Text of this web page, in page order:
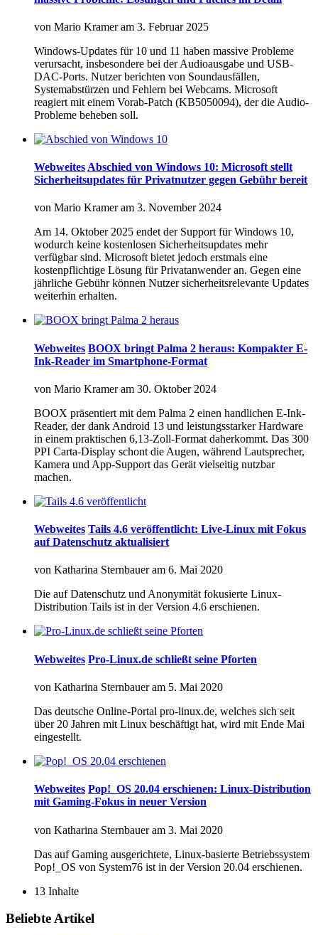
von Mario Krameram 3. Februar 2025
Windows-Updates für 10 und 11 haben massive Probleme
verursacht, insbesondere bei der Audioausgabe und USB-
DAC-Ports. Nutzer berichten von Soundausfällen,
Systemabstürzen und Fehlern bei Webcams. Microsoft
reagiert mit einem Vorab-Patch (KB5050094), der die Audio-
Probleme beheben soll.
Webweites Abschied von Windows 10: Microsoft stellt
Sicherheitsupdates für Privatnutzer gegen Gebühr bereit
von Mario Krameram 3. November 2024
Am 14. Oktober 2025 endet der Support für Windows 10,
wodurch keine kostenlosen Sicherheitsupdates mehr
verfügbar sind. Microsoft bietet jedoch erstmals eine
kostenpflichtige Lösung für Privatanwender an. Gegen eine
jährliche Gebühr können Nutzer sicherheitsrelevante Updates
weiterhin erhalten.
Webweites BOOX bringt Palma 2 heraus: Kompakter E-
Ink-Reader im Smartphone-Format
von Mario Krameram 30. Oktober 2024
BOOX präsentiert mit dem Palma 2 einen handlichen E-Ink-
Reader, der dank Android 13 und leistungsstarker Hardware
in einem praktischen 6,13-Zoll-Format daherkommt. Das 300
PPI Carta-Display schont die Augen, während Lautsprecher,
Kamera und App-Support das Gerät vielseitig nutzbar
machen.
Webweites Tails 4.6 veröffentlicht: Live-Linux mit Fokus
auf Datenschutz aktualisiert
von Katharina Sternbaueram 6. Mai 2020
Die auf Datenschutz und Anonymität fokusierte Linux-
Distribution Tails ist in der Version 4.6 erschienen.
Webweites Pro-Linux.de schließt seine Pforten
von Katharina Sternbaueram 5. Mai 2020
Das deutsche Online-Portal pro-linux.de, welches sich seit
über 20 Jahren mit Linux beschäftigt hat, wird mit Ende Mai
eingestellt.
Webweites Pop!_OS 20.04 erschienen: Linux-Distribution
mit Gaming-Fokus in neuer Version
von Katharina Sternbaueram 3. Mai 2020
Das auf Gaming ausgerichtete, Linux-basierte Betriebssystem
Pop!_OS von System76 ist in der Version 20.04 erschienen.
13 Inhalte
Beliebte Artikel